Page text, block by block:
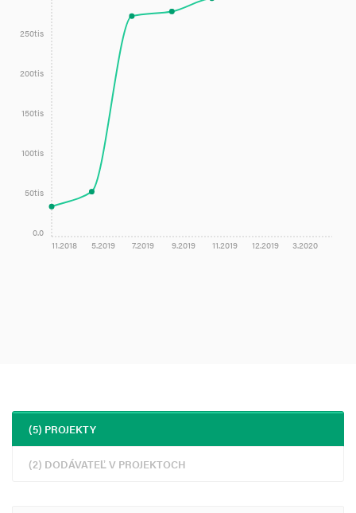
11.2018 5.2019 7.2019 9.2019 11.2019 12.2019 3.2020
0.0
50tis
100tis
150tis
200tis
250tis
(5) PROJEKTY
(2) DODÁVATEĽ V PROJEKTOCH